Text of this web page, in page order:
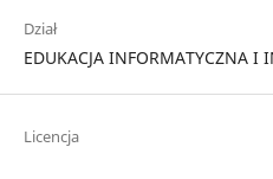
Dział
EDUKACJA INFORMATYCZNA I
Licencja